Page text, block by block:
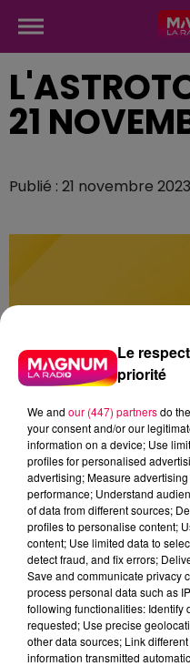
21
Publié : 21 novembre
podcasts/2023/11/
Le
priorité
We and our (447) partnersdo
your consent and/or our
information on a device; Use
profiles for personalised
advertising; Measure
performance; Understand
of data from different sources;
profiles to personalise content;
content; Use limited data to
detect fraud, and fix errors;
Save and communicate privacy
process personal data such as
following functionalities: Identify
requested; Use precise
other data sources; Link
information transmitted